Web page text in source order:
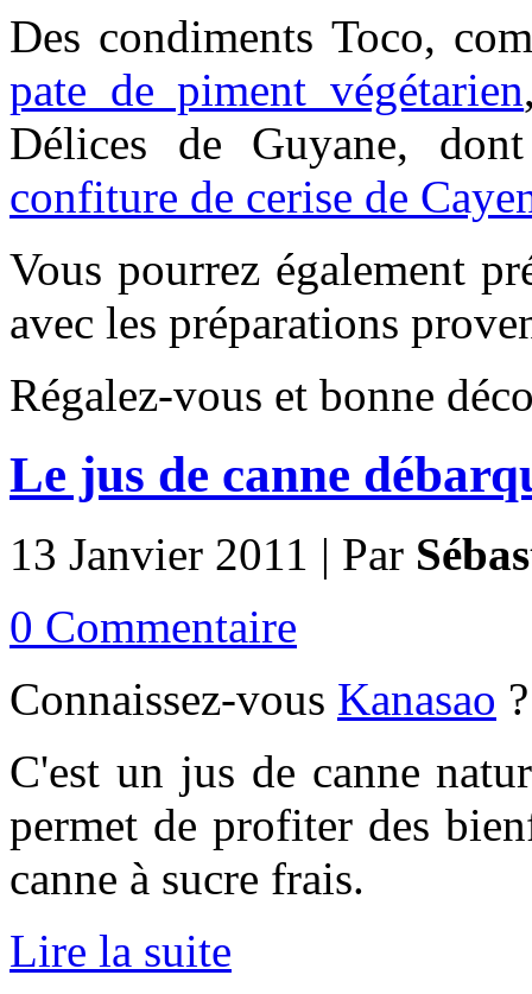
Des condiments Toco,
pate de piment végétarien
Délices de Guyane,
confiture de cerise de
Vous pourrez également
avec les préparations
Régalez-vous et bonne
Le jus de canne
13 Janvier 2011 | Par
0 Commentaire
Connaissez-vous Kanasao ?
C'est un jus de canne
permet de profiter des
canne à sucre frais.
Lire la suite